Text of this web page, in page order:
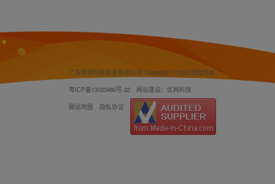
广东联塑科技实业有限公司 Copyright © 2026 版权所有
粤ICP备13023480号-22
网站建设：优网科技
网站地图
隐私协议